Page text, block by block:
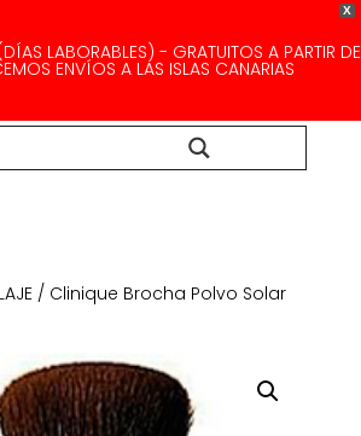
X
LABORABLES) - GRATUITOS A PARTIR DE
ENVÍOS A LAS ISLAS CANARIAS
/ Clinique Brocha Polvo Solar